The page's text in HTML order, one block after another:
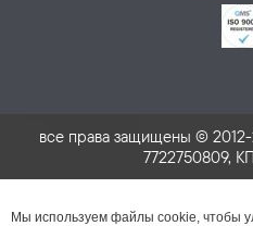
все права защищены ©
7722750809,
Мы используем файлы cookie, чтобы